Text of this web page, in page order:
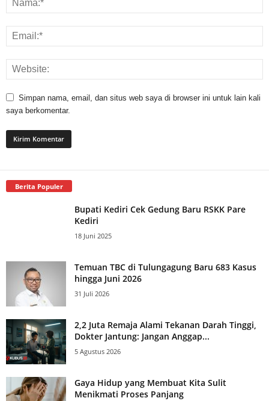
Simpan nama, email, dan situs web saya di browser ini untuk lain kali
saya berkomentar.
Berita Populer
Bupati Kediri Cek Gedung Baru RSKK Pare
Kediri
18 Juni 2025
Temuan TBC di Tulungagung Baru 683 Kasus
hingga Juni 2026
31 Juli 2026
2,2 Juta Remaja Alami Tekanan Darah Tinggi,
Dokter Jantung: Jangan Anggap...
5 Agustus 2026
Gaya Hidup yang Membuat Kita Sulit
Menikmati Proses Panjang